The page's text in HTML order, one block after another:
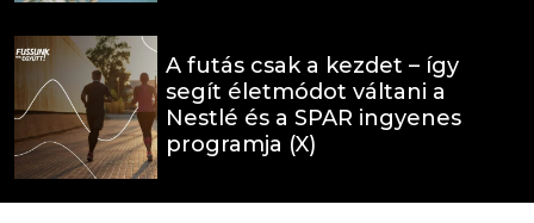
A futás csak a kezdet – így
segít életmódot váltani a
Nestlé és a SPAR ingyenes
programja (X)